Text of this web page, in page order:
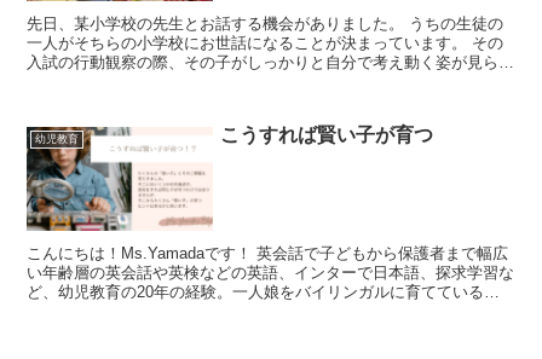
先日、某小学校の先生とお話する機会がありました。 うちの生徒の
一人がそちらの小学校にお世話になることが決まっています。 その
入試の行動観察の際、その子がしっかりと自分で考え動く姿が見ら
幼児教育 こうすれば賢い子が育つ
こんにちは！Ms.Yamadaです！ 英会話で子どもから保護者まで幅広
い年齢層の英会話や英検などの英語、インターで日本語、探求学習な
ど、幼児教育の20年の経験。一人娘をバイリンガルに育てている幼